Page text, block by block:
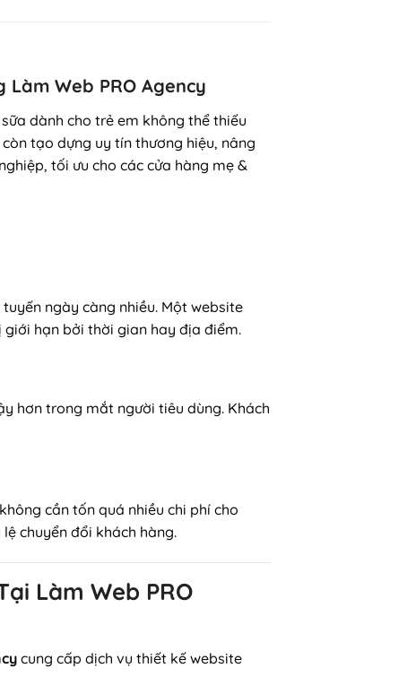
Làm Web PRO Agency
dành cho trẻ em không thể thiếu
tạo dựng uy tín thương hiệu, nâng
tối ưu cho các cửa hàng mẹ &
ngày càng nhiều. Một website
hạn bởi thời gian hay địa điểm.
hơn trong mắt người tiêu dùng. Khách
cần tốn quá nhiều chi phí cho
chuyển đổi khách hàng.
Làm Web PRO
cung cấp dịch vụ thiết kế website